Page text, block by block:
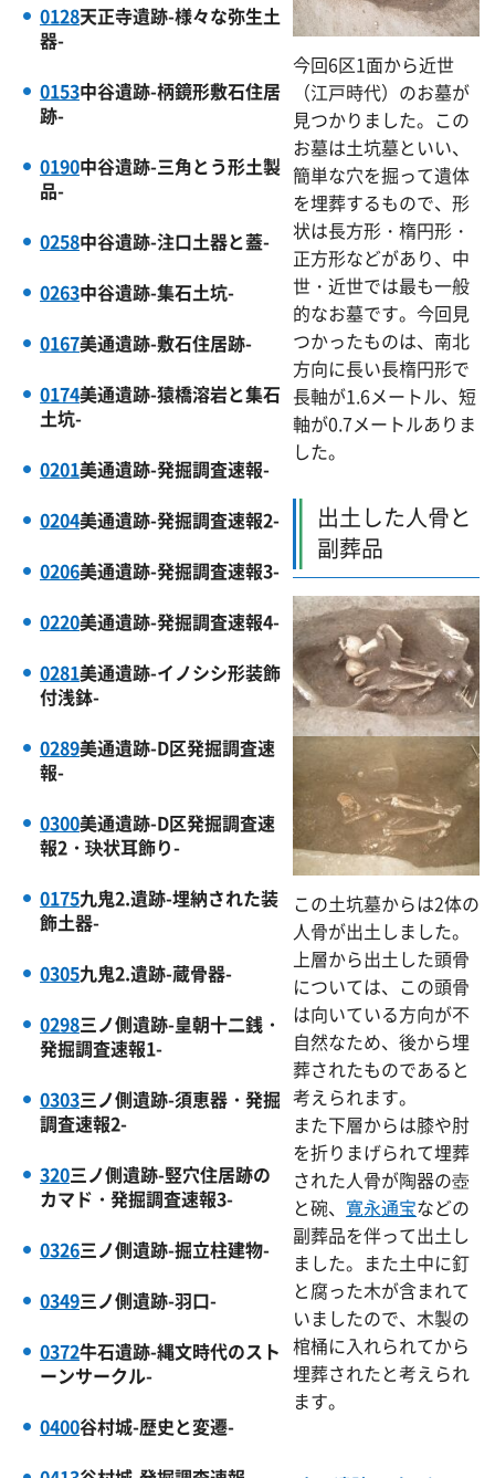
0128天正寺遺跡-様々な弥生土
器-
0153中谷遺跡-柄鏡形敷石住居
跡-
0190中谷遺跡-三角とう形土製
品-
0258中谷遺跡-注口土器と蓋-
0263中谷遺跡-集石土坑-
0167美通遺跡-敷石住居跡-
0174美通遺跡-猿橋溶岩と集石
土坑-
0201美通遺跡-発掘調査速報-
0204美通遺跡-発掘調査速報2-
0206美通遺跡-発掘調査速報3-
0220美通遺跡-発掘調査速報4-
0281美通遺跡-イノシシ形装飾
付浅鉢-
0289美通遺跡-D区発掘調査速
報-
0300美通遺跡-D区発掘調査速
報2・玦状耳飾り-
0175九鬼2.遺跡-埋納された装
飾土器-
0305九鬼2.遺跡-蔵骨器-
0298三ノ側遺跡-皇朝十二銭・
発掘調査速報1-
0303三ノ側遺跡-須恵器・発掘
調査速報2-
320三ノ側遺跡-竪穴住居跡の
カマド・発掘調査速報3-
0326三ノ側遺跡-掘立柱建物-
0349三ノ側遺跡-羽口-
0372牛石遺跡-縄文時代のスト
ーンサークル-
0400谷村城-歴史と変遷-
今回6区1面から近世
（江戸時代）のお墓が
見つかりました。この
お墓は土坑墓といい、
簡単な穴を掘って遺体
を埋葬するもので、形
状は長方形・楕円形・
正方形などがあり、中
世・近世では最も一般
的なお墓です。今回見
つかったものは、南北
方向に長い長楕円形で
長軸が1.6メートル、短
軸が0.7メートルありま
した。
出土した人骨と
副葬品
この土坑墓からは2体の
人骨が出土しました。
上層から出土した頭骨
については、この頭骨
は向いている方向が不
自然なため、後から埋
葬されたものであると
考えられます。
また下層からは膝や肘
を折りまげられて埋葬
された人骨が陶器の壺
と碗、 寛永通宝などの
副葬品を伴って出土し
ました。また土中に釘
と腐った木が含まれて
いましたので、木製の
棺桶に入れられてから
埋葬されたと考えられ
ます。